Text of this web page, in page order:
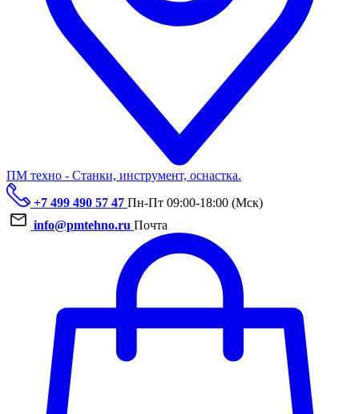
ПМ техно - Станки, инструмент, оснастка.
+7 499 490 57 47 Пн-Пт 09:00-18:00 (Мск)
info@pmtehno.ru Почта